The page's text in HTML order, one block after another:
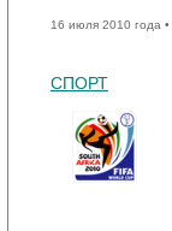
16 июля 2010 года •
СПОРТ